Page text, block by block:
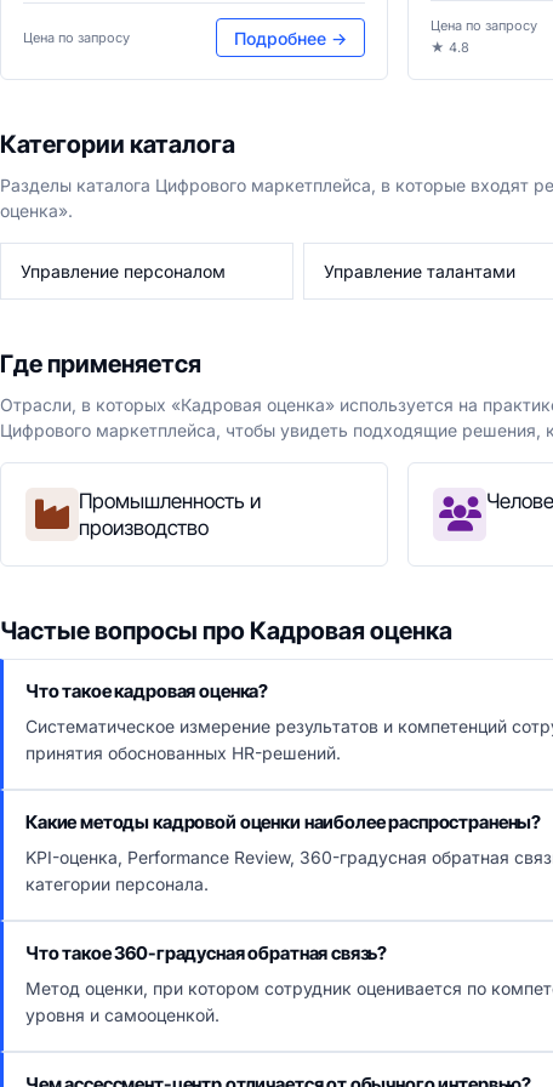
Цена по запросу Подробнее →
Цена по запросу
★ 4.8
Категории каталога
Разделы каталога Цифрового маркетплейса, в которые входят
оценка».
Управление персоналом Управление талантами
Где применяется
Отрасли, в которых «Кадровая оценка» используется на
Цифрового маркетплейса, чтобы увидеть подходящие решения,
Промышленность и
производство
Частые вопросы про Кадровая оценка
Что такое кадровая оценка?
Систематическое измерение результатов и компетенций
принятия обоснованных HR-решений.
Какие методы кадровой оценки наиболее распространены?
KPI-оценка, Performance Review, 360-градусная обратная
категории персонала.
Что такое 360-градусная обратная связь?
Метод оценки, при котором сотрудник оценивается по
уровня и самооценкой.